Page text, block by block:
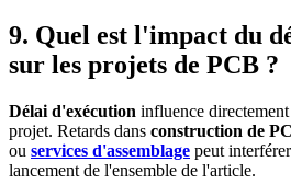
9. Quel est l'impact du
sur les projets de PCB ?
Délai d'exécution influence
projet. Retards dans construction de
ou services d'assemblage peut
lancement de l'ensemble de l'article.